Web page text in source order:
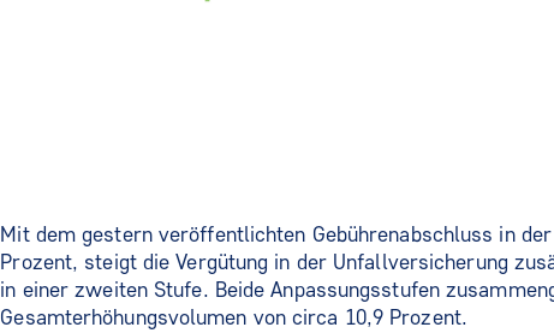
Mit dem gestern veröffentlichten Gebührenabschluss in
Prozent, steigt die Vergütung in der Unfallversicherung
in einer zweiten Stufe. Beide Anpassungsstufen
Gesamterhöhungsvolumen von circa 10,9 Prozent.